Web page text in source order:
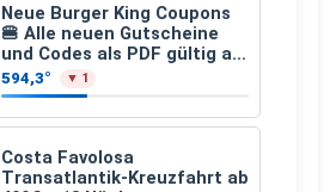
Neue Burger King Coupons
🍔 Alle neuen Gutscheine
und Codes als PDF gültig ab
25.07.2026 bis 04.09.2026
594,3° ▼ 1
Costa Favolosa
Transatlantik-Kreuzfahrt ab